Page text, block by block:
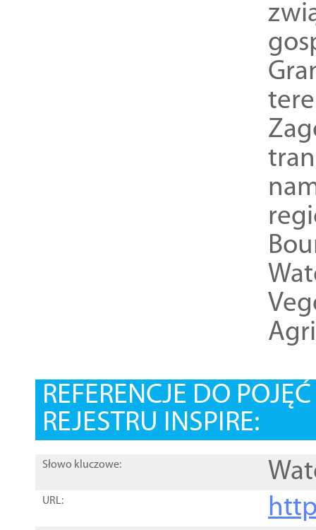
REFERENCJE DO
REJESTRU INSPIRE:
Słowo kluczowe:
URL: